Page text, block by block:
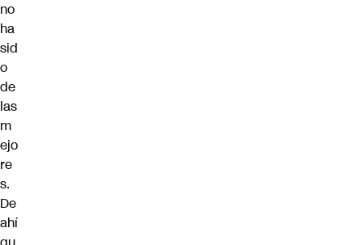
no
ha
sid
o
de
las
m
ejo
re
s.
De
ahí